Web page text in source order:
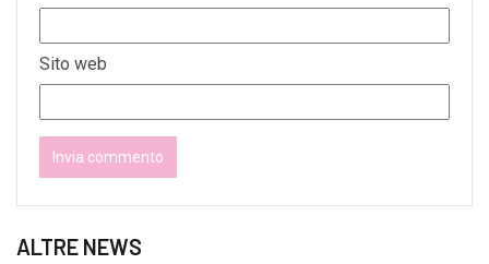
Sito web
ALTRE NEWS